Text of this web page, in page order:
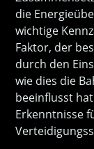
die
wichtige
Faktor, der
durch den
wie dies die
beeinflusst
Erkenntnisse